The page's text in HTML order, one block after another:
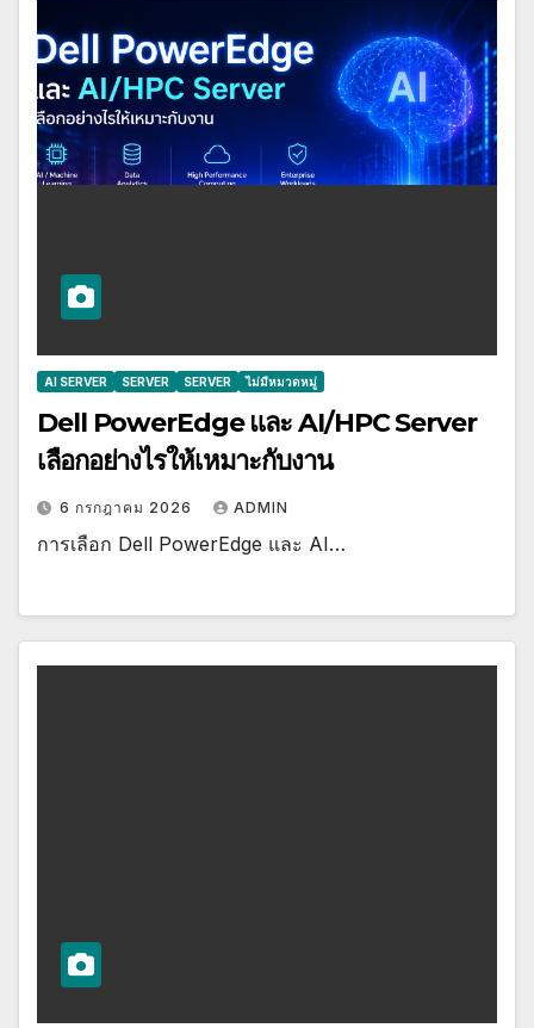
AI SERVER SERVER SERVER ไม่มีหมวดหมู่
Dell PowerEdge และ AI/HPC Server
เลือกอย่างไรให้เหมาะกับงาน
6 กรกฎาคม 2026 ADMIN
การเลือก Dell PowerEdge และ AI…